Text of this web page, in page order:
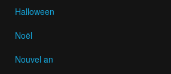
Halloween
Noël
Nouvel an